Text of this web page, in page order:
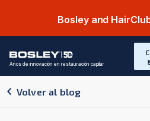
Bosley and
Años de innovación en restauración capilar
Volver al blog